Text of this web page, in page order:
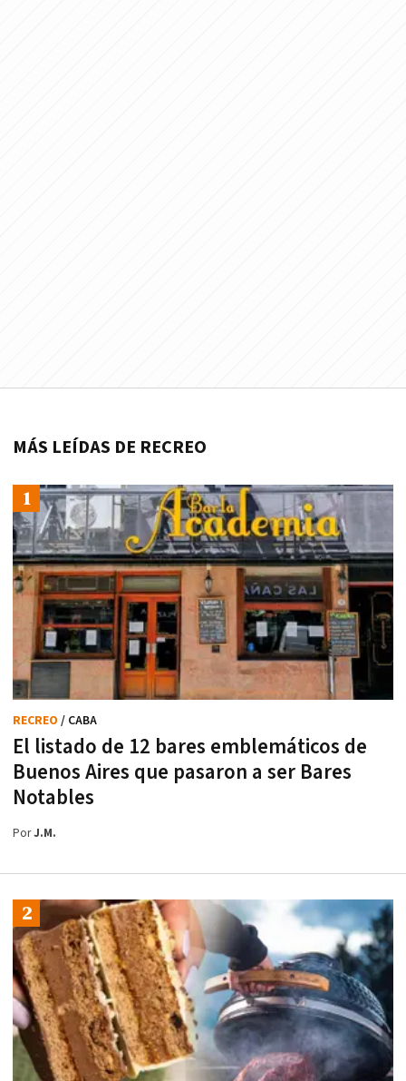
MÁS LEÍDAS DE RECREO
El listado de 12 bares emblemáticos de
Buenos Aires que pasaron a ser Bares
Notables
RECREO / CABA
PorJ.M.